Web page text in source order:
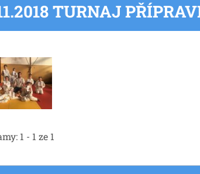
TURNAJ
1 - 1 ze 1